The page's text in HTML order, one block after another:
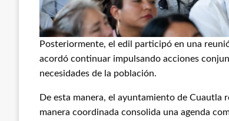
Posteriormente, el edil participó en una
acordó continuar impulsando acciones
necesidades de la población.
De esta manera, el ayuntamiento de
manera coordinada consolida una agenda